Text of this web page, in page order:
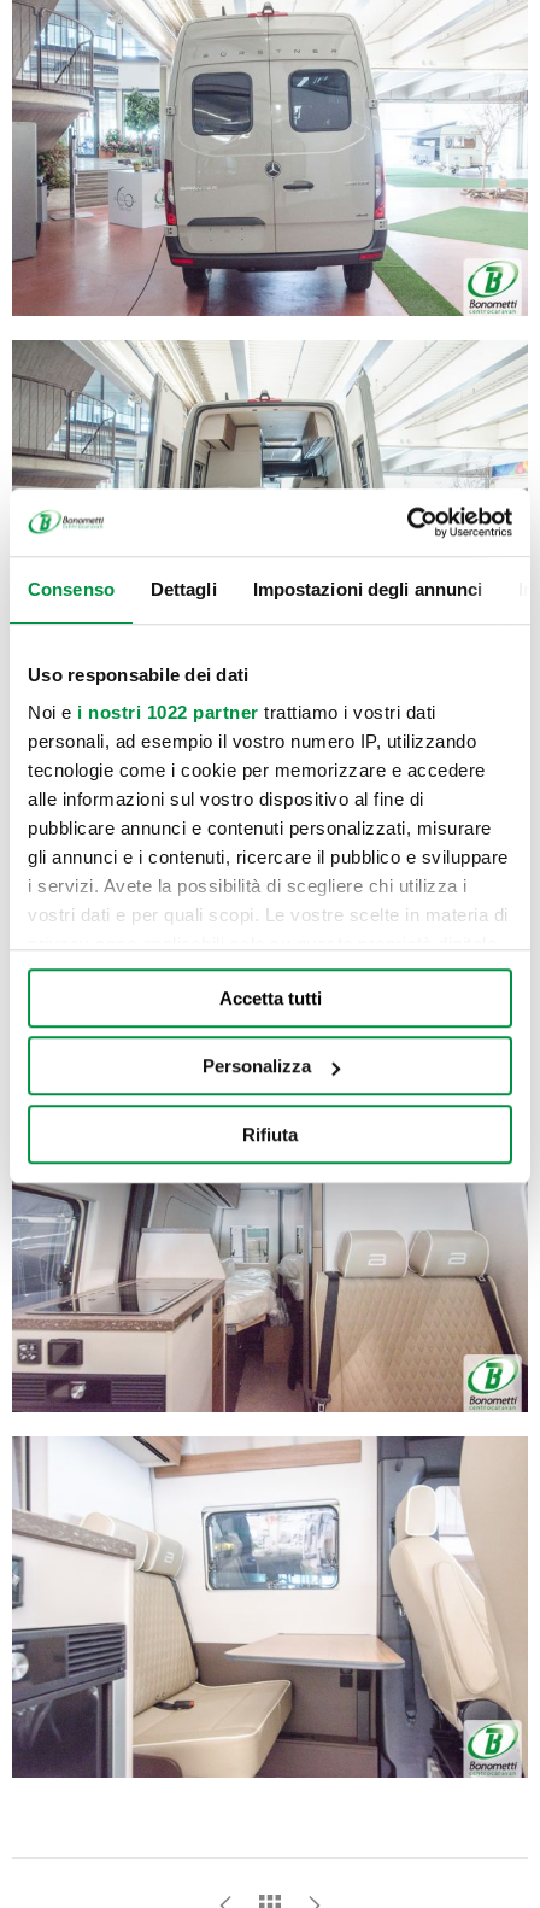
Consenso Dettagli Impostazioni degli annunci
Uso responsabile dei dati
Noi e i nostri 1022 partner trattiamo i vostri dati
personali, ad esempio il vostro numero IP, utilizzando
tecnologie come i cookie per memorizzare e accedere
alle informazioni sul vostro dispositivo al fine di
pubblicare annunci e contenuti personalizzati, misurare
gli annunci e i contenuti, ricercare il pubblico e sviluppare
i servizi. Avete la possibilità di scegliere chi utilizza i
vostri dati e per quali scopi. Le vostre scelte in materia di
in cui avete effettuato le vostre scelte. È possibile
modificare o revocare il proprio consenso in qualsiasi
momento dalla Dichiarazione sui cookie o facendo clic
sull'icona di attivazione della privacy.
geografica, con un'approssimazione di qualche
metro,
Identificare il tuo dispositivo, scansionandolo
attivamente alla ricerca di caratteristiche specifiche
(impronte digitali).
Approfondisci come vengono elaborati i tuoi dati personali
e imposta le tue preferenze nella
sezione dettagli. Puoi
modificare o ritirare il tuo consenso in qualsiasi momento
dalla Dichiarazione sui cookie.
Utilizziamo i cookie per personalizzare contenuti ed
annunci, per fornire funzionalità dei social media e per
analizzare il nostro traffico. Condividiamo inoltre
informazioni sul modo in cui utilizza il nostro sito con i
nostri partner che si occupano di analisi dei dati web,
pubblicità e social media, i quali potrebbero combinarle
con altre informazioni che ha fornito loro o che hanno
raccolto dal suo utilizzo dei loro servizi.
Accetta tutti
Personalizza
Rifiuta